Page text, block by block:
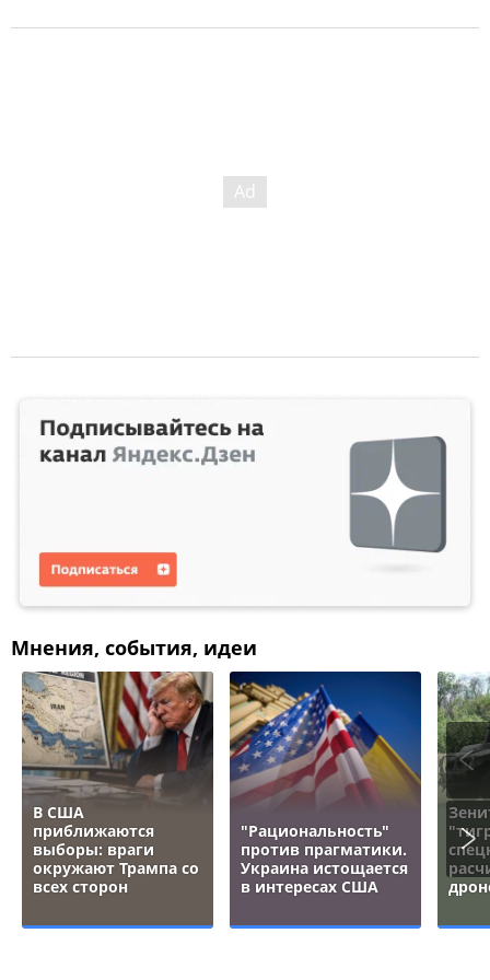
Мнения, события, идеи
В США
приближаются
выборы: враги
окружают Трампа со
всех сторон
"Рациональность"
против прагматики.
Украина истощается
в интересах США